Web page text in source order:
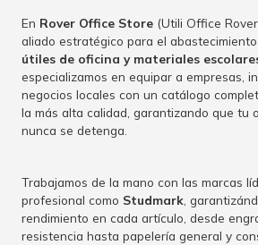
En Rover Office Store (Utili Office
aliado estratégico para el
útiles de oficina y materiales
especializamos en equipar a empresas,
negocios locales con un catálogo
la más alta calidad, garantizando que tu
nunca se detenga.
Trabajamos de la mano con las marcas
profesional como Studmark ,
rendimiento en cada artículo, desde
resistencia hasta papelería general y